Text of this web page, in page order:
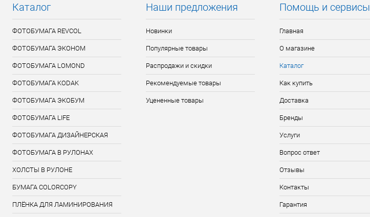
Каталог
ФОТОБУМАГА REVCOL
ФОТОБУМАГА ЭКОНОМ
ФОТОБУМАГА LOMOND
ФОТОБУМАГА KODAK
ФОТОБУМАГА ЭКОБУМ
ФОТОБУМАГА LIFE
ФОТОБУМАГА ДИЗАЙНЕРСКАЯ
ФОТОБУМАГА В РУЛОНАХ
ХОЛСТЫ В РУЛОНЕ
БУМАГА COLORCOPY
ПЛЁНКА ДЛЯ ЛАМИНИРОВАНИЯ
Наши предложения
Новинки
Популярные товары
Распродажи и скидки
Рекомендуемые товары
Уцененные товары
Помощь и сервисы
Главная
О магазине
Каталог
Как купить
Доставка
Бренды
Услуги
Вопрос ответ
Отзывы
Контакты
Гарантия